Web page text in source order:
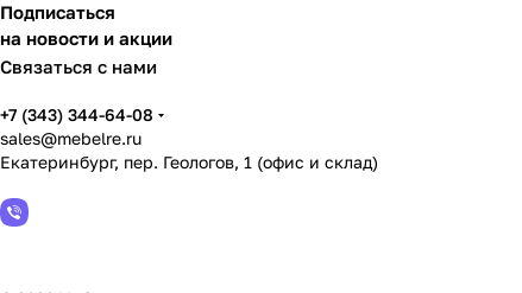
Подписаться
на новости и акции
Связаться с нами
+7 (343) 344-64-08
sales@mebelre.ru
Екатеринбург, пер. Геологов, 1 (офис и склад)